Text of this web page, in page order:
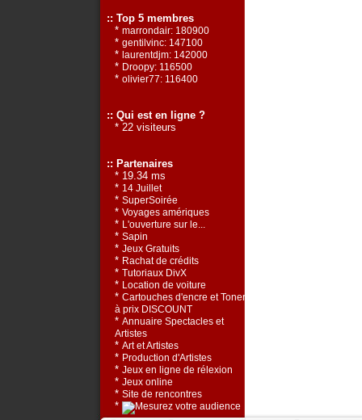
:: Top 5 membres
* marrondair: 180900
* gentilvinc: 147100
* laurentdjm: 142000
* Droopy: 116500
* olivier77: 116400
:: Qui est en ligne ?
* 22 visiteurs
:: Partenaires
* 19.34 ms
* 14 Juillet
* SuperSoirée
* Voyages amériques
* L'ouverture sur le...
* Sapin
* Jeux Gratuits
* Rachat de crédits
* Tutoriaux DivX
* Location de voiture
* Cartouches d'encre et Toners
à prix DISCOUNT
* Annuaire Spectacles et
Artistes
* Art et Artistes
* Production d'Artistes
* Jeux en ligne de rélexion
* Jeux online
* Site de rencontres
*